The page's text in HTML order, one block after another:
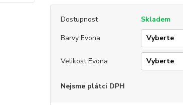
Dostupnost
Skladem
Barvy Evona
Velikost Evona
Nejsme plátci DPH